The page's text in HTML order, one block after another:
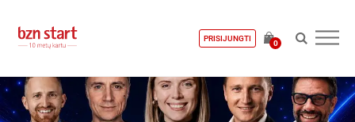
PRISIJUNGTI
0